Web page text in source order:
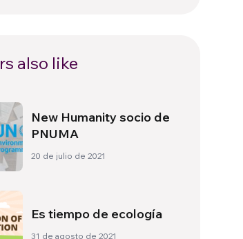
also like
New Humanity socio de
PNUMA
20 de julio de 2021
Es tiempo de ecología
31 de agosto de 2021